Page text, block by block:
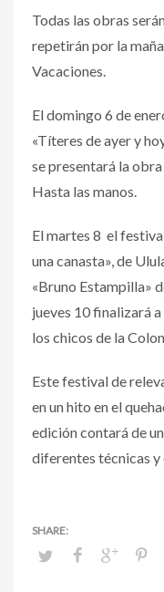
Todas las obras
repetirán por la
Vacaciones.
El domingo 6 de
«Títeres de ayer y
se presentará la
Hasta las manos.
El martes 8 el
una canasta», de
«Bruno Estampilla»
jueves 10 finalizará
los chicos de la
Este festival de
en un hito en el
edición contará de
diferentes técnicas y